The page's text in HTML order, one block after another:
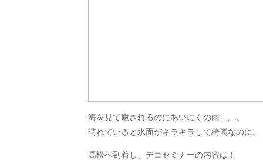
海を見て癒されるのにあいにくの雨…。。
晴れていると水面がキラキラして綺麗なのに。
高松へ到着し、デコセミナーの内容は！